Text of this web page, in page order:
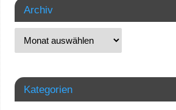
Archiv
Kategorien